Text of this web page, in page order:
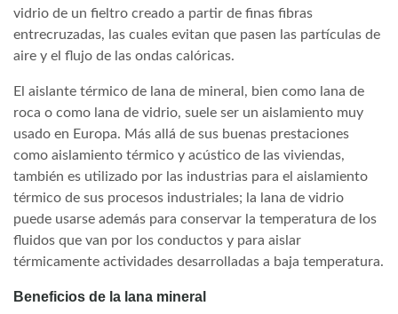
vidrio de un fieltro creado a partir de finas fibras
entrecruzadas, las cuales evitan que pasen las partículas de
aire y el flujo de las ondas calóricas.
El aislante térmico de lana de mineral, bien como lana de
roca o como lana de vidrio, suele ser un aislamiento muy
usado en Europa. Más allá de sus buenas prestaciones
como aislamiento térmico y acústico de las viviendas,
también es utilizado por las industrias para el aislamiento
térmico de sus procesos industriales; la lana de vidrio
puede usarse además para conservar la temperatura de los
fluidos que van por los conductos y para aislar
térmicamente actividades desarrolladas a baja temperatura.
Beneficios de la lana mineral